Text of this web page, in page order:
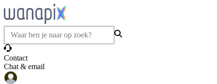
Contact
Chat & email